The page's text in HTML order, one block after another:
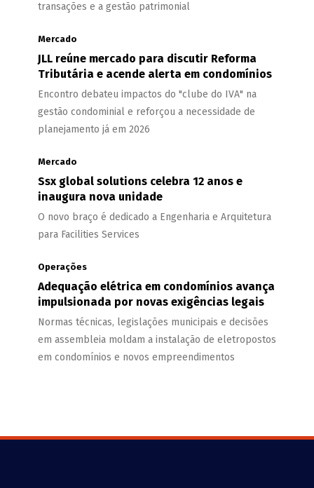
transações e a gestão patrimonial
Mercado
JLL reúne mercado para discutir Reforma
Tributária e acende alerta em condomínios
Encontro debateu impactos do "clube do IVA" na
gestão condominial e reforçou a necessidade de
planejamento já em 2026
Mercado
Ssx global solutions celebra 12 anos e
inaugura nova unidade
O novo braço é dedicado a Engenharia e Arquitetura
para Facilities Services
Operações
Adequação elétrica em condomínios avança
impulsionada por novas exigências legais
Normas técnicas, legislações municipais e decisões
em assembleia moldam a instalação de eletropostos
em condomínios e novos empreendimentos